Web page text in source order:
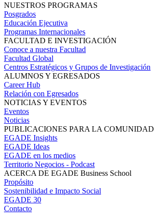
NUESTROS PROGRAMAS
Posgrados
Educación Ejecutiva
Programas Internacionales
FACULTAD E INVESTIGACIÓN
Conoce a nuestra Facultad
Facultad Global
Centros Estratégicos y Grupos de Investigación
ALUMNOS Y EGRESADOS
Career Hub
Relación con Egresados
NOTICIAS Y EVENTOS
Eventos
Noticias
PUBLICACIONES PARA LA COMUNIDAD
EGADE Insights
EGADE Ideas
EGADE en los medios
Territorio Negocios - Podcast
ACERCA DE EGADE Business School
Propósito
Sostenibilidad e Impacto Social
EGADE 30
Contacto